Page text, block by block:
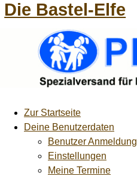
Die Bastel-Elfe
Zur Startseite
Deine Benutzerdaten
Benutzer Anmeldung
Einstellungen
Meine Termine